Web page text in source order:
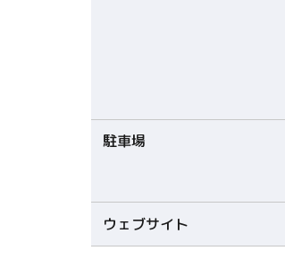
駐車場
ウェブサイト